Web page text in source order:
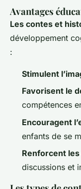
Avantages
Les contes et
développement
:
Stimulent
Favorisent le
compétences
Encouragent
enfants de se
Renforcent
discussions et